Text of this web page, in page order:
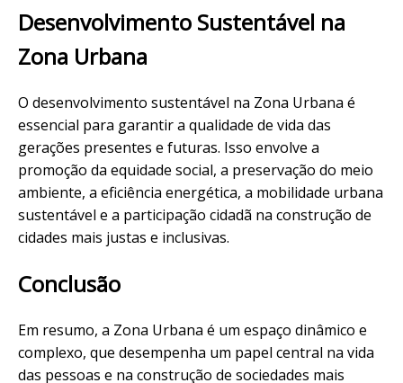
Desenvolvimento Sustentável na
Zona Urbana
O desenvolvimento sustentável na Zona Urbana é
essencial para garantir a qualidade de vida das
gerações presentes e futuras. Isso envolve a
promoção da equidade social, a preservação do meio
ambiente, a eficiência energética, a mobilidade urbana
sustentável e a participação cidadã na construção de
cidades mais justas e inclusivas.
Conclusão
Em resumo, a Zona Urbana é um espaço dinâmico e
complexo, que desempenha um papel central na vida
das pessoas e na construção de sociedades mais